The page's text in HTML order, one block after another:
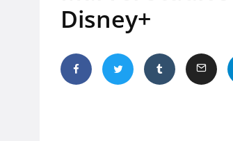
Disney+